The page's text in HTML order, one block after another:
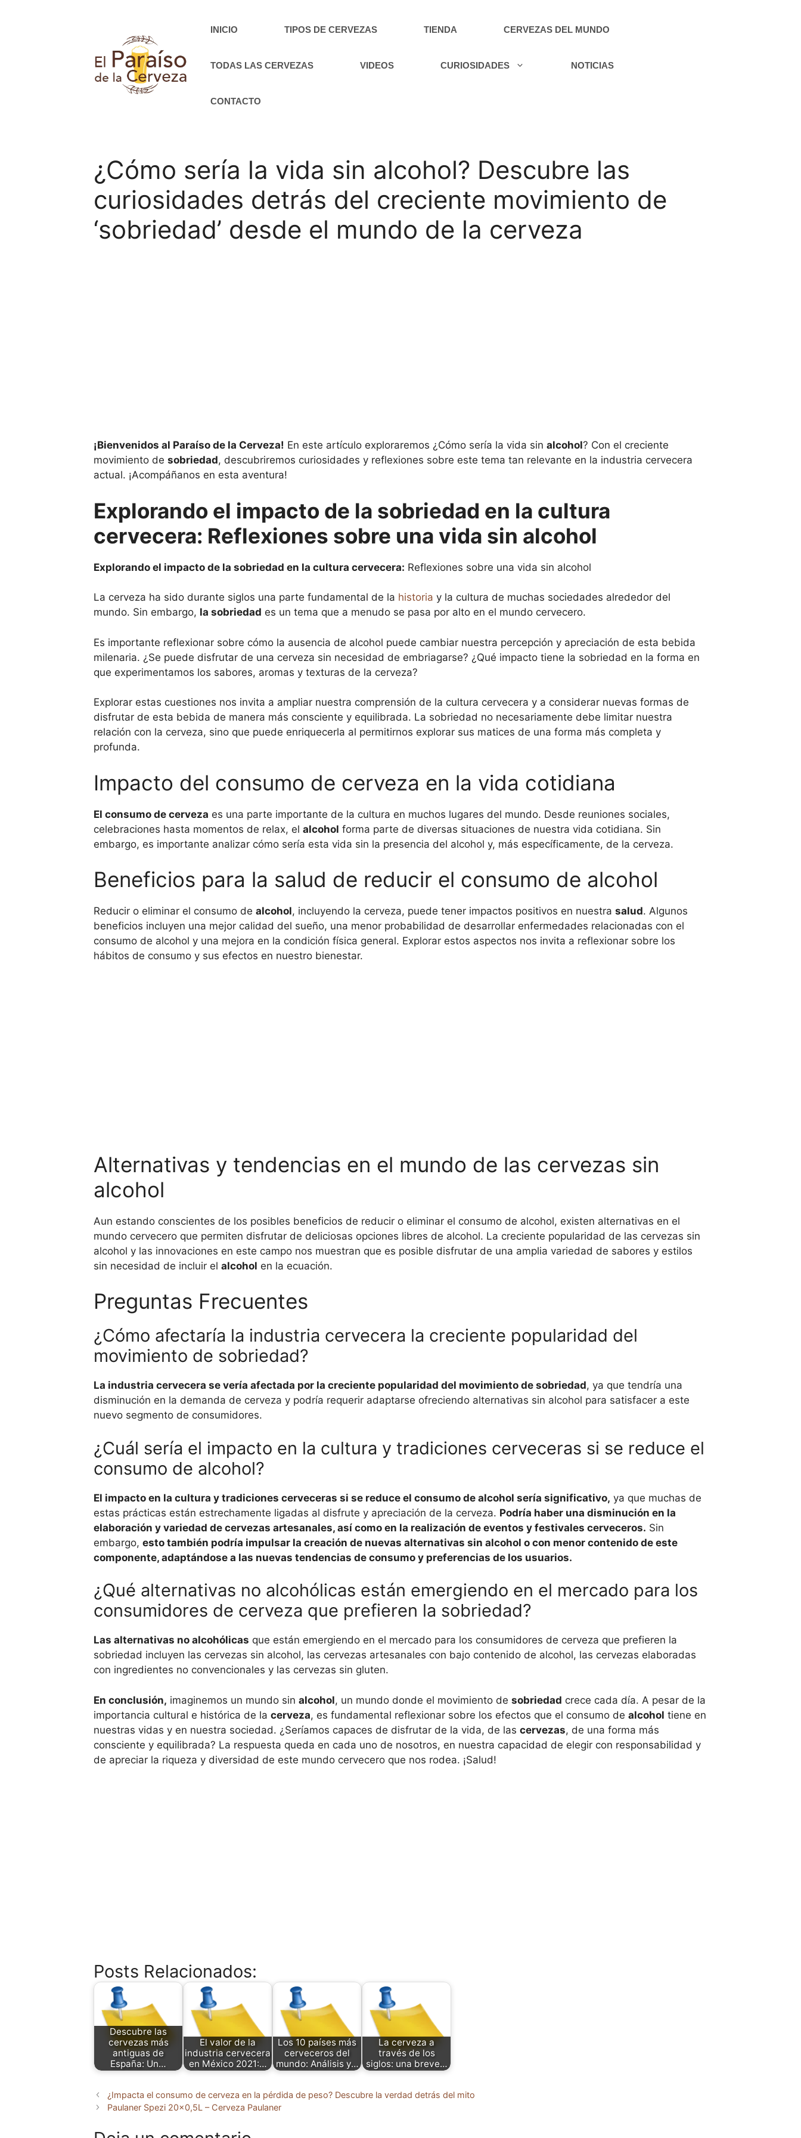
INICIO TIPOS DE CERVEZAS TIENDA CERVEZAS DEL MUNDO
TODAS LAS CERVEZAS VIDEOS CURIOSIDADES NOTICIAS
CONTACTO
¿Cómo sería la vida sin alcohol? Descubre las
curiosidades detrás del creciente movimiento de
‘sobriedad’ desde el mundo de la cerveza
¡Bienvenidos al Paraíso de la Cerveza! En este artículo exploraremos ¿Cómo sería la vida sin alcohol? Con el creciente
movimiento de sobriedad, descubriremos curiosidades y reflexiones sobre este tema tan relevante en la industria cervecera
actual. ¡Acompáñanos en esta aventura!
Explorando el impacto de la sobriedad en la cultura
cervecera: Reflexiones sobre una vida sin alcohol
Explorando el impacto de la sobriedad en la cultura cervecera: Reflexiones sobre una vida sin alcohol
La cerveza ha sido durante siglos una parte fundamental de la historia y la cultura de muchas sociedades alrededor del
mundo. Sin embargo, la sobriedad es un tema que a menudo se pasa por alto en el mundo cervecero.
Es importante reflexionar sobre cómo la ausencia de alcohol puede cambiar nuestra percepción y apreciación de esta bebida
milenaria. ¿Se puede disfrutar de una cerveza sin necesidad de embriagarse? ¿Qué impacto tiene la sobriedad en la forma en
que experimentamos los sabores, aromas y texturas de la cerveza?
Explorar estas cuestiones nos invita a ampliar nuestra comprensión de la cultura cervecera y a considerar nuevas formas de
disfrutar de esta bebida de manera más consciente y equilibrada. La sobriedad no necesariamente debe limitar nuestra
relación con la cerveza, sino que puede enriquecerla al permitirnos explorar sus matices de una forma más completa y
profunda.
Impacto del consumo de cerveza en la vida cotidiana
El consumo de cerveza es una parte importante de la cultura en muchos lugares del mundo. Desde reuniones sociales,
celebraciones hasta momentos de relax, el alcohol forma parte de diversas situaciones de nuestra vida cotidiana. Sin
embargo, es importante analizar cómo sería esta vida sin la presencia del alcohol y, más específicamente, de la cerveza.
Beneficios para la salud de reducir el consumo de alcohol
Reducir o eliminar el consumo de alcohol, incluyendo la cerveza, puede tener impactos positivos en nuestra salud. Algunos
beneficios incluyen una mejor calidad del sueño, una menor probabilidad de desarrollar enfermedades relacionadas con el
consumo de alcohol y una mejora en la condición física general. Explorar estos aspectos nos invita a reflexionar sobre los
hábitos de consumo y sus efectos en nuestro bienestar.
Alternativas y tendencias en el mundo de las cervezas sin
alcohol
Aun estando conscientes de los posibles beneficios de reducir o eliminar el consumo de alcohol, existen alternativas en el
mundo cervecero que permiten disfrutar de deliciosas opciones libres de alcohol. La creciente popularidad de las cervezas sin
alcohol y las innovaciones en este campo nos muestran que es posible disfrutar de una amplia variedad de sabores y estilos
sin necesidad de incluir el alcohol en la ecuación.
Preguntas Frecuentes
¿Cómo afectaría la industria cervecera la creciente popularidad del
movimiento de sobriedad?
La industria cervecera se vería afectada por la creciente popularidad del movimiento de sobriedad, ya que tendría una
disminución en la demanda de cerveza y podría requerir adaptarse ofreciendo alternativas sin alcohol para satisfacer a este
nuevo segmento de consumidores.
¿Cuál sería el impacto en la cultura y tradiciones cerveceras si se reduce el
consumo de alcohol?
El impacto en la cultura y tradiciones cerveceras si se reduce el consumo de alcohol sería significativo, ya que muchas de
estas prácticas están estrechamente ligadas al disfrute y apreciación de la cerveza. Podría haber una disminución en la
elaboración y variedad de cervezas artesanales, así como en la realización de eventos y festivales cerveceros. Sin
embargo, esto también podría impulsar la creación de nuevas alternativas sin alcohol o con menor contenido de este
componente, adaptándose a las nuevas tendencias de consumo y preferencias de los usuarios.
¿Qué alternativas no alcohólicas están emergiendo en el mercado para los
consumidores de cerveza que prefieren la sobriedad?
Las alternativas no alcohólicas que están emergiendo en el mercado para los consumidores de cerveza que prefieren la
sobriedad incluyen las cervezas sin alcohol, las cervezas artesanales con bajo contenido de alcohol, las cervezas elaboradas
con ingredientes no convencionales y las cervezas sin gluten.
En conclusión, imaginemos un mundo sin alcohol, un mundo donde el movimiento de sobriedad crece cada día. A pesar de la
importancia cultural e histórica de la cerveza, es fundamental reflexionar sobre los efectos que el consumo de alcohol tiene en
nuestras vidas y en nuestra sociedad. ¿Seríamos capaces de disfrutar de la vida, de las cervezas, de una forma más
consciente y equilibrada? La respuesta queda en cada uno de nosotros, en nuestra capacidad de elegir con responsabilidad y
de apreciar la riqueza y diversidad de este mundo cervecero que nos rodea. ¡Salud!
Posts Relacionados:
Descubre las
cervezas más
antiguas de
España: Un…
El valor de la
industria cervecera
en México 2021:…
Los 10 países más
cerveceros del
mundo: Análisis y…
La cerveza a
través de los
siglos: una breve…
¿Impacta el consumo de cerveza en la pérdida de peso? Descubre la verdad detrás del mito
Paulaner Spezi 20×0,5L – Cerveza Paulaner